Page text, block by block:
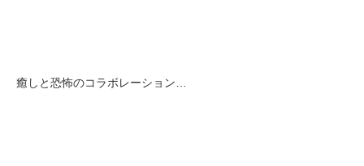
癒しと恐怖のコラボレーション…